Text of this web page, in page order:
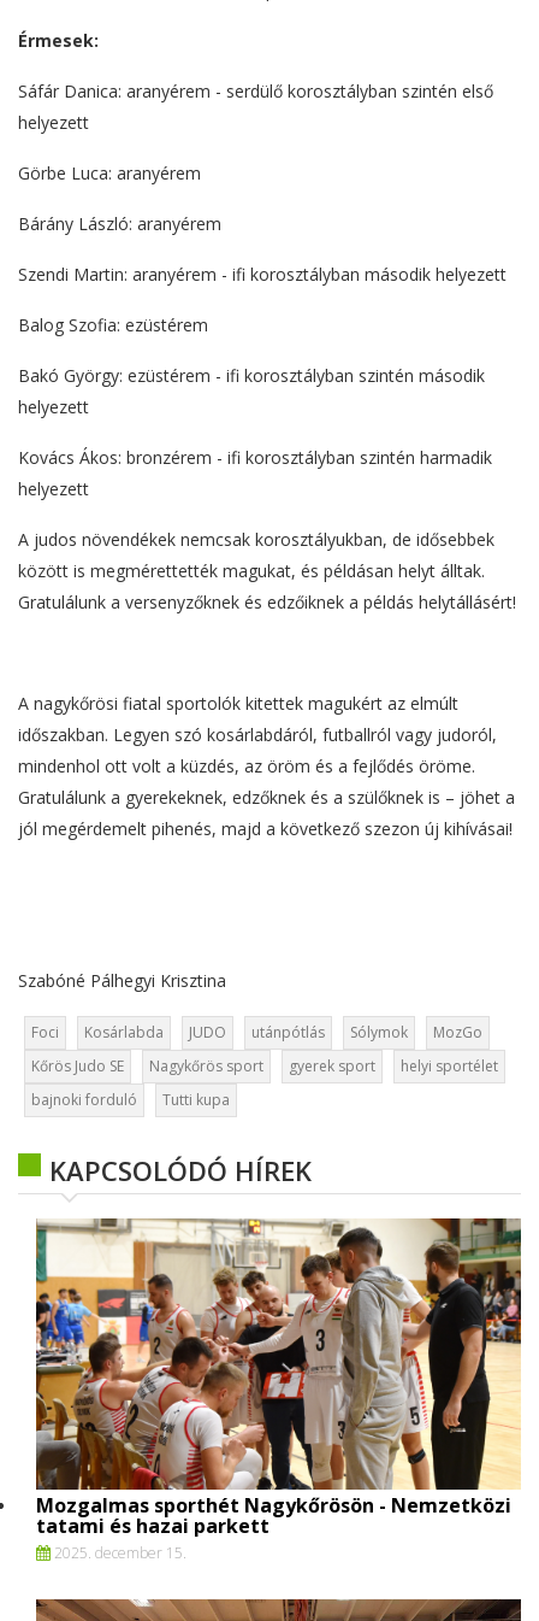
Érmesek:
Sáfár Danica: aranyérem - serdülő korosztályban szintén első
helyezett
Görbe Luca: aranyérem
Bárány László: aranyérem
Szendi Martin: aranyérem - ifi korosztályban második helyezett
Balog Szofia: ezüstérem
Bakó György: ezüstérem - ifi korosztályban szintén második
helyezett
Kovács Ákos: bronzérem - ifi korosztályban szintén harmadik
helyezett
A judos növendékek nemcsak korosztályukban, de idősebbek
között is megmérettették magukat, és példásan helyt álltak.
Gratulálunk a versenyzőknek és edzőiknek a példás helytállásért!
A nagykőrösi fiatal sportolók kitettek magukért az elmúlt
időszakban. Legyen szó kosárlabdáról, futballról vagy judoról,
mindenhol ott volt a küzdés, az öröm és a fejlődés öröme.
Gratulálunk a gyerekeknek, edzőknek és a szülőknek is – jöhet a
jól megérdemelt pihenés, majd a következő szezon új kihívásai!
Szabóné Pálhegyi Krisztina
Foci Kosárlabda JUDO utánpótlás Sólymok
MozGo
Kőrös Judo SE
Nagykőrös sport gyerek sport
helyi sportélet
bajnoki forduló
Tutti kupa
KAPCSOLÓDÓ HÍREK
Mozgalmas sporthét Nagykőrösön - Nemzetközi
tatami és hazai parkett
2025. december 15.